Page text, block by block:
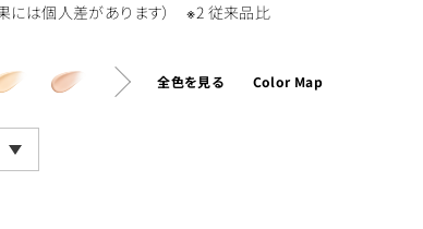
には個人差があります） ※2 従来品比
全色を見る Color Map